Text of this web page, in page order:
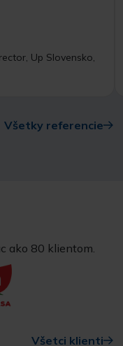
Up Slovensko,
Všetky referencie
ako 80 klientom.
Všetci klienti